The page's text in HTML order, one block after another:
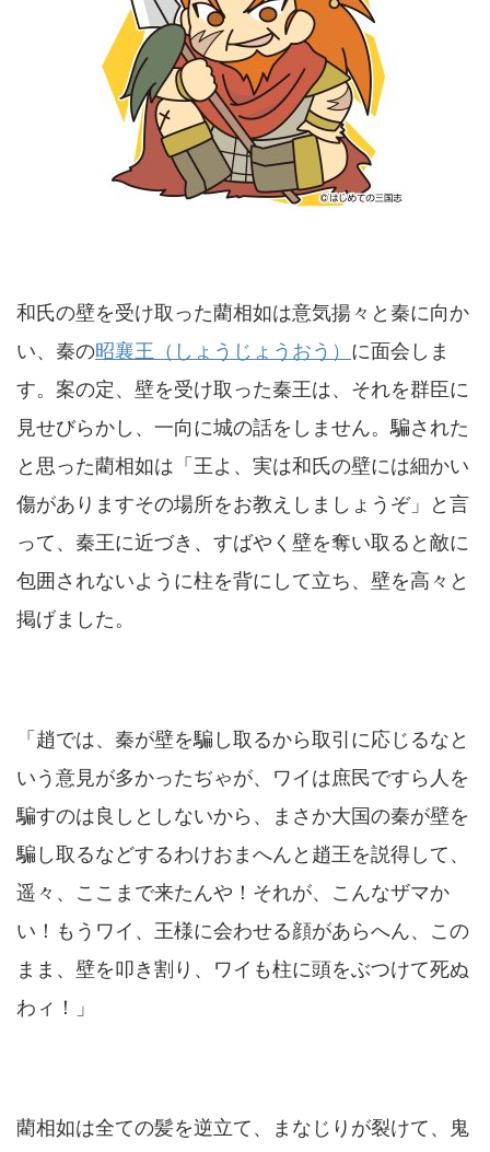
和氏の壁を受け取った藺相如は意気揚々と秦に向か
い、秦の昭襄王（しょうじょうおう） に面会しま
す。案の定、壁を受け取った秦王は、それを群臣に
見せびらかし、一向に城の話をしません。騙された
と思った藺相如は「王よ、実は和氏の壁には細かい
傷がありますその場所をお教えしましょうぞ」と言
って、秦王に近づき、すばやく壁を奪い取ると敵に
包囲されないように柱を背にして立ち、壁を高々と
掲げました。
「趙では、秦が壁を騙し取るから取引に応じるなと
いう意見が多かったぢゃが、ワイは庶民ですら人を
騙すのは良しとしないから、まさか大国の秦が壁を
騙し取るなどするわけおまへんと趙王を説得して、
遥々、ここまで来たんや！それが、こんなザマか
い！もうワイ、王様に会わせる顔があらへん、この
まま、壁を叩き割り、ワイも柱に頭をぶつけて死ぬ
わィ！」
藺相如は全ての髪を逆立て、まなじりが裂けて、鬼